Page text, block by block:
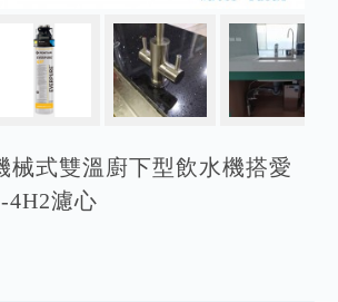
械式雙溫廚下型飲水機搭愛
4H2濾心